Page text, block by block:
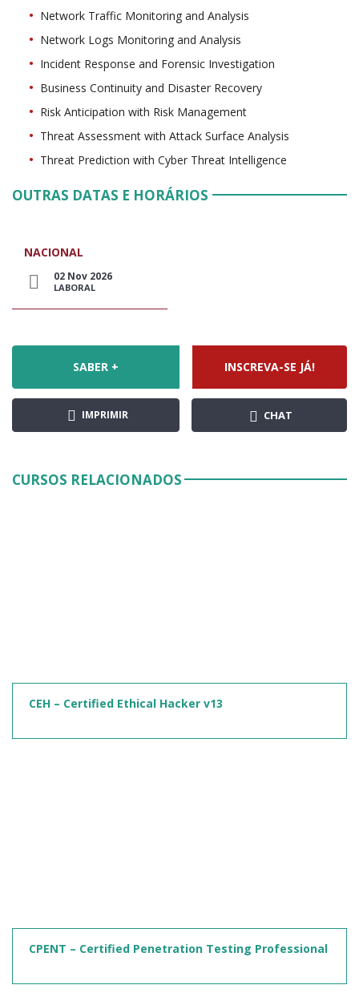
Network Traffic Monitoring and Analysis
Network Logs Monitoring and Analysis
Incident Response and Forensic Investigation
Business Continuity and Disaster Recovery
Risk Anticipation with Risk Management
Threat Assessment with Attack Surface Analysis
Threat Prediction with Cyber Threat Intelligence
OUTRAS DATAS E HORÁRIOS
NACIONAL
02 Nov 2026
LABORAL
SABER + INSCREVA-SE JÁ!
IMPRIMIR CHAT
CURSOS RELACIONADOS
CEH – Certified Ethical Hacker v13
CPENT – Certified Penetration Testing Professional